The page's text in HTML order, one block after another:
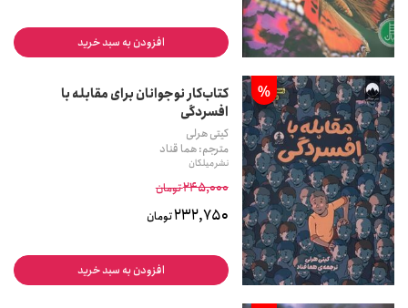
افزودن به سبد خرید
%
کتاب‌کار نوجوانان برای مقابله با
افسردگی
کیتی هرلی
مترجم: هما قناد
نشر میلکان
245,000تومان
232,750تومان
افزودن به سبد خرید